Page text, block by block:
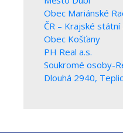
Obec Mariánské
ČR – Krajské
Obec Košťany
PH Real a.s.
Soukromé osoby-
Dlouhá 2940,